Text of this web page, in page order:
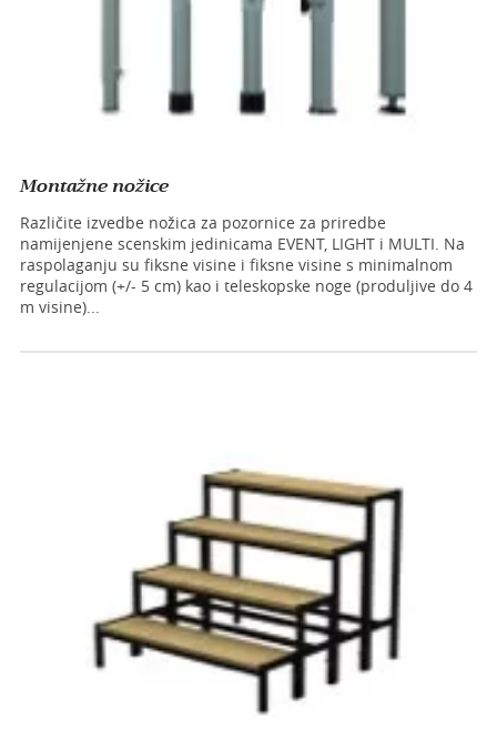
Montažne nožice
Različite izvedbe nožica za pozornice za priredbe
namijenjene scenskim jedinicama EVENT, LIGHT i MULTI. Na
raspolaganju su fiksne visine i fiksne visine s minimalnom
regulacijom (+/- 5 cm) kao i teleskopske noge (produljive do 4
m visine)...